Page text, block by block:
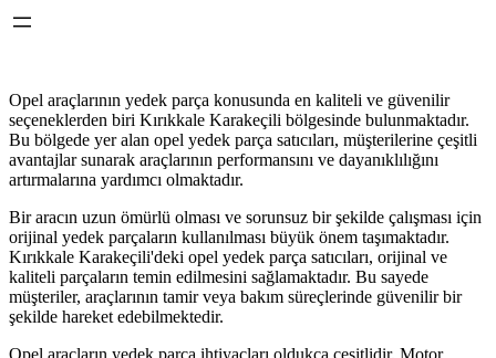
Opel araçlarının yedek parça konusunda en kaliteli ve güvenilir
seçeneklerden biri Kırıkkale Karakeçili bölgesinde bulunmaktadır.
Bu bölgede yer alan opel yedek parça satıcıları, müşterilerine çeşitli
avantajlar sunarak araçlarının performansını ve dayanıklılığını
artırmalarına yardımcı olmaktadır.
Bir aracın uzun ömürlü olması ve sorunsuz bir şekilde çalışması için
orijinal yedek parçaların kullanılması büyük önem taşımaktadır.
Kırıkkale Karakeçili'deki opel yedek parça satıcıları, orijinal ve
kaliteli parçaların temin edilmesini sağlamaktadır. Bu sayede
müşteriler, araçlarının tamir veya bakım süreçlerinde güvenilir bir
şekilde hareket edebilmektedir.
Opel araçların yedek parça ihtiyaçları oldukça çeşitlidir. Motor